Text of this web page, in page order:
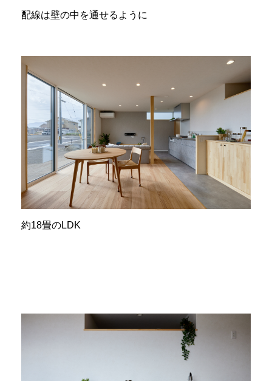
配線は壁の中を通せるように
約18畳のLDK